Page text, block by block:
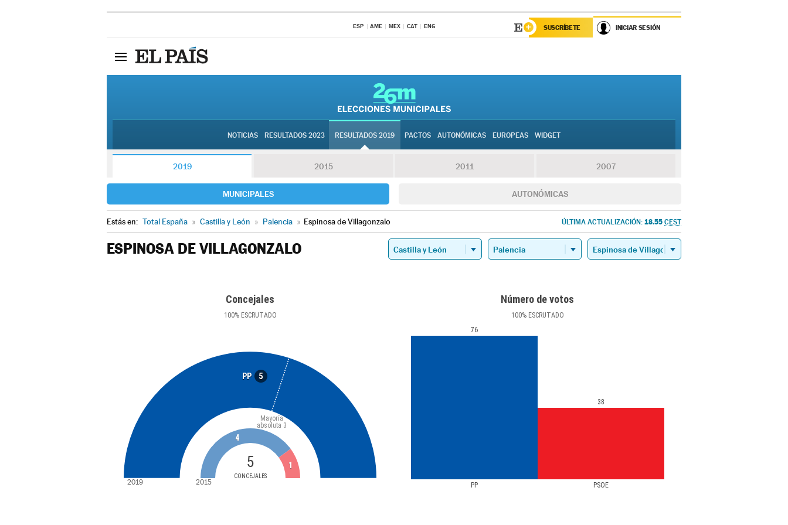
ESP AME MEX CAT ENG SUSCRÍBETE INICIAR SESIÓN
NOTICIAS RESULTADOS 2023 RESULTADOS 2019 PACTOS AUTONÓMICAS EUROPEAS WIDGET
2019 2015 2011 2007
MUNICIPALES AUTONÓMICAS
Estás en: Total España » Castilla y León » Palencia » Espinosa de Villagonzalo ÚLTIMA ACTUALIZACIÓN: 18.55 CEST
ESPINOSA DE VILLAGONZALO
Concejales
100%ESCRUTADO
PP 5
5
CONCEJALES
Mayoría
absoluta 3
4
1
2019 2015
Número de votos
100%ESCRUTADO
PP PSOE
76
38